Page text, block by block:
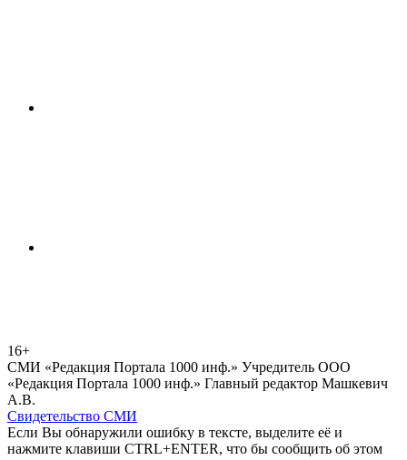
16+
СМИ «Редакция Портала 1000 инф.» Учредитель ООО
«Редакция Портала 1000 инф.» Главный редактор Машкевич
А.В.
Свидетельство СМИ
Если Вы обнаружили ошибку в тексте, выделите её и
нажмите клавиши CTRL+ENTER, что бы сообщить об этом